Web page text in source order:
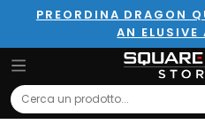
PREORDINA DRAGON
AN
Search